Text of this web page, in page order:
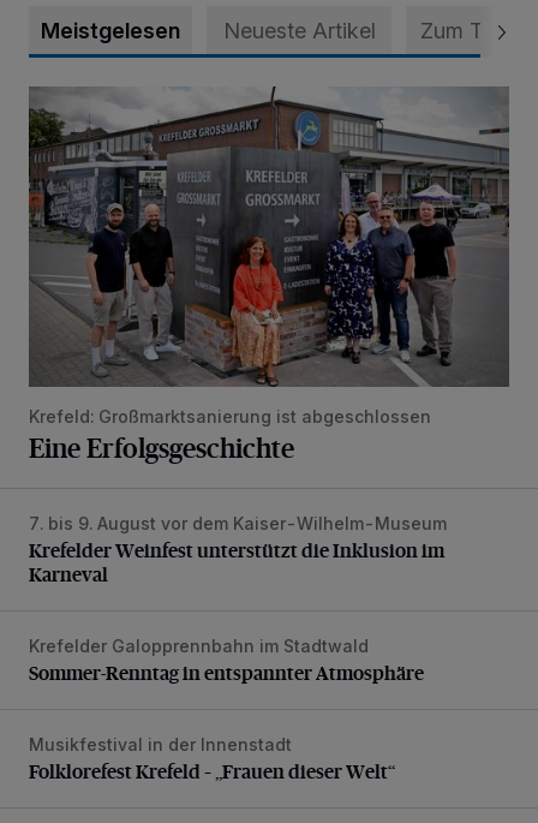
Meistgelesen Neueste Artikel Zum Thema
Krefeld: Großmarktsanierung ist abgeschlossen
Eine Erfolgsgeschichte
Krefelder Weinfest unterstützt die Inklusion im Karneval
7. bis 9. August vor dem Kaiser-Wilhelm-Museum
Krefelder Weinfest unterstützt die Inklusion im
Karneval
Sommer-Renntag in entspannter Atmosphäre
Krefelder Galopprennbahn im Stadtwald
Sommer-Renntag in entspannter Atmosphäre
Folklorefest Krefeld – „Frauen dieser Welt“
Musikfestival in der Innenstadt
Folklorefest Krefeld – „Frauen dieser Welt“